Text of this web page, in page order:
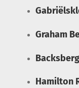
Graham
Backsberg
Hamilton